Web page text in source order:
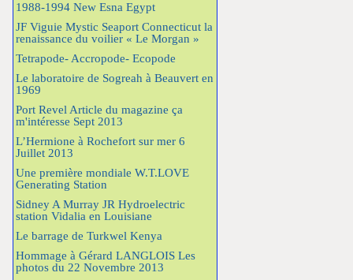
1988-1994 New Esna Egypt
JF Viguie Mystic Seaport Connecticut la
renaissance du voilier « Le Morgan »
Tetrapode- Accropode- Ecopode
Le laboratoire de Sogreah à Beauvert en
1969
Port Revel Article du magazine ça
m'intéresse Sept 2013
L’Hermione à Rochefort sur mer 6
Juillet 2013
Une première mondiale W.T.LOVE
Generating Station
Sidney A Murray JR Hydroelectric
station Vidalia en Louisiane
Le barrage de Turkwel Kenya
Hommage à Gérard LANGLOIS Les
photos du 22 Novembre 2013